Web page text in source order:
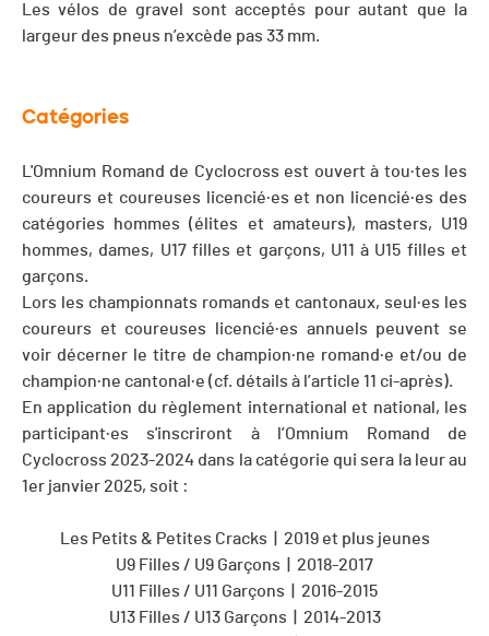
Les vélos de gravel sont acceptés pour autant que la
largeur des pneus n’excède pas 33 mm.
Catégories
L'Omnium Romand de Cyclocross est ouvert à tou·tes les
coureurs et coureuses licencié·es et non licencié·es des
catégories hommes (élites et amateurs), masters, U19
hommes, dames, U17 filles et garçons, U11 à U15 filles et
garçons.
Lors les championnats romands et cantonaux, seul·es les
coureurs et coureuses licencié·es annuels peuvent se
voir décerner le titre de champion·ne romand·e et/ou de
champion·ne cantonal·e (cf. détails à l’article 11 ci-après).
En application du règlement international et national, les
participant·es s'inscriront à l’Omnium Romand de
Cyclocross 2023-2024 dans la catégorie qui sera la leur au
1er janvier 2025, soit :
Les Petits & Petites Cracks | 2019 et plus jeunes
U9 Filles / U9 Garçons | 2018-2017
U11 Filles / U11 Garçons | 2016-2015
U13 Filles / U13 Garçons | 2014-2013